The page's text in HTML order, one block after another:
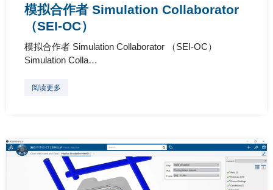
模拟合作者 Simulation Collaborator
（SEI-OC）
模拟合作者 Simulation Collaborator （SEI-OC）
Simulation Colla…
阅读更多